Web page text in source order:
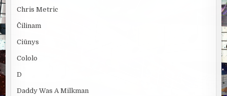
Chris Metric
Čilinam
Ciūnys
Cololo
D
Daddy Was A Milkman